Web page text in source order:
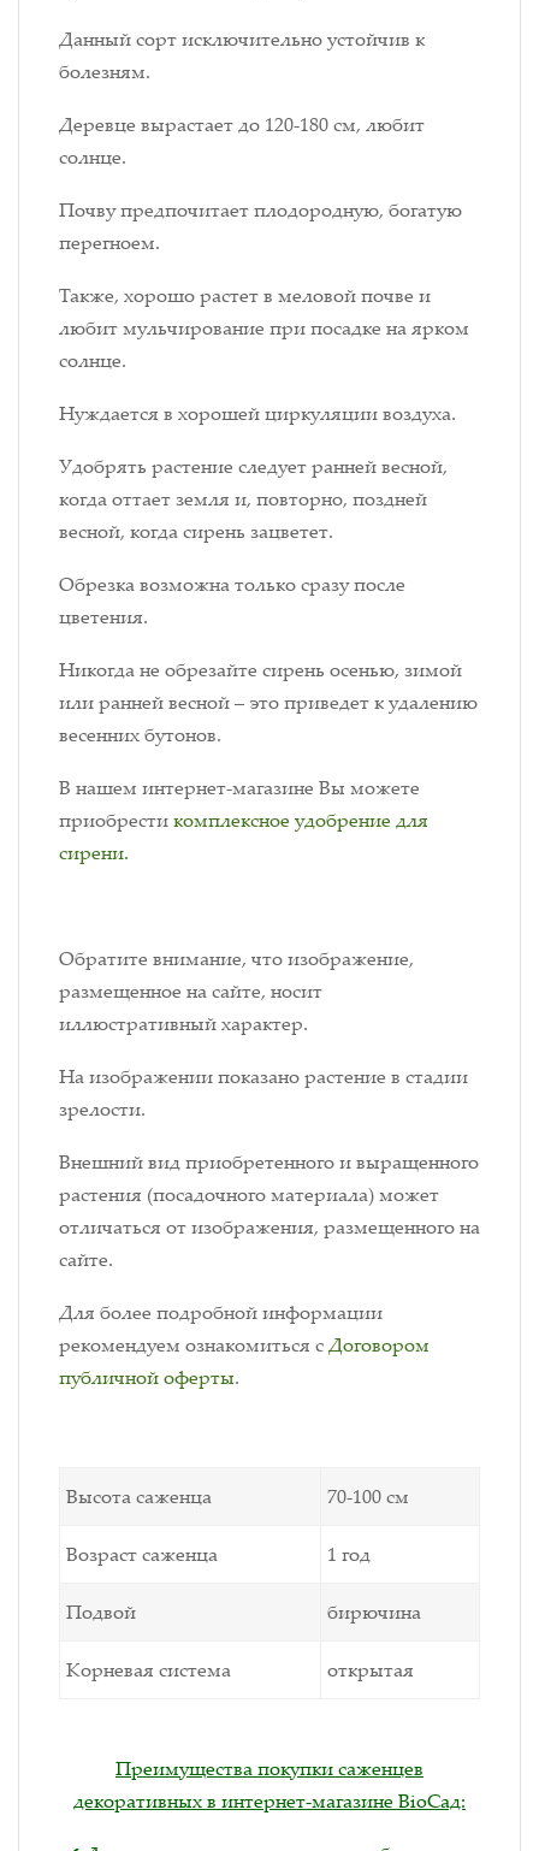
Данный сорт исключительно устойчив к
болезням.
Деревце вырастает до 120-180 см, любит
солнце.
Почву предпочитает плодородную, богатую
перегноем.
Также, хорошо растет в меловой почве и
любит мульчирование при посадке на ярком
солнце.
Нуждается в хорошей циркуляции воздуха.
Удобрять растение следует ранней весной,
когда оттает земля и, повторно, поздней
весной, когда сирень зацветет.
Обрезка возможна только сразу после
цветения.
Никогда не обрезайте сирень осенью, зимой
или ранней весной – это приведет к удалению
весенних бутонов.
В нашем интернет-магазине Вы можете
приобрестикомплексное удобрение для
сирени.
Обратите внимание, что изображение,
размещенное на сайте, носит
иллюстративный характер.
На изображении показано растение в стадии
зрелости.
Внешний вид приобретенного и выращенного
растения (посадочного материала) может
отличаться от изображения, размещенного на
сайте.
Для более подробной информации
рекомендуем ознакомиться сДоговором
публичной оферты.
Высота саженца 70-100 см
Возраст саженца 1 год
Подвой бирючина
Корневая система открытая
Преимущества покупки саженцев
декоративных в интернет-магазине BioСад: